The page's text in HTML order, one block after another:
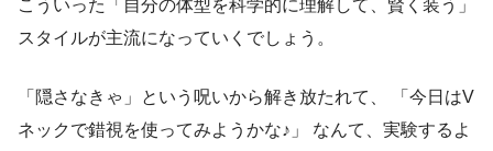
こういった「自分の体型を科学的に理解して、賢く装う」
スタイルが主流になっていくでしょう。
「隠さなきゃ」という呪いから解き放たれて、 「今日はV
ネックで錯視を使ってみようかな♪」 なんて、実験するよ